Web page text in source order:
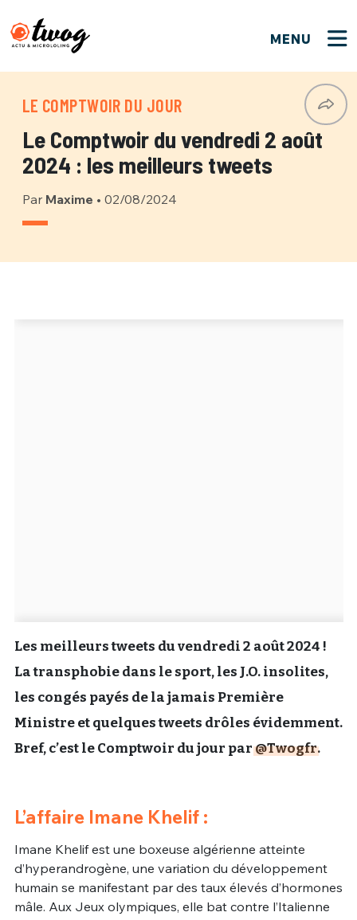
MENU
LE COMPTWOIR DU JOUR
Le Comptwoir du vendredi 2 août
2024 : les meilleurs tweets
Par Maxime • 02/08/2024
Les meilleurs tweets du vendredi 2 août 2024 !
La transphobie dans le sport, les J.O. insolites,
les congés payés de la jamais Première
Ministre et quelques tweets drôles évidemment.
Bref, c’est le Comptwoir du jour par@Twogfr.
L’affaire Imane Khelif :
Imane Khelif est une boxeuse algérienne atteinte
d’hyperandrogène, une variation du développement
humain se manifestant par des taux élevés d’hormones
mâle. Aux Jeux olympiques, elle bat contre l’Italienne
PSEUDO*
EMAIL*
Connexion
PSEUDO
FERMER
VOTRE PARTICIPATION
Que souhaitez-vous proposer ?
Quelques tweets
C'EST PARTI
Ma propre sélection